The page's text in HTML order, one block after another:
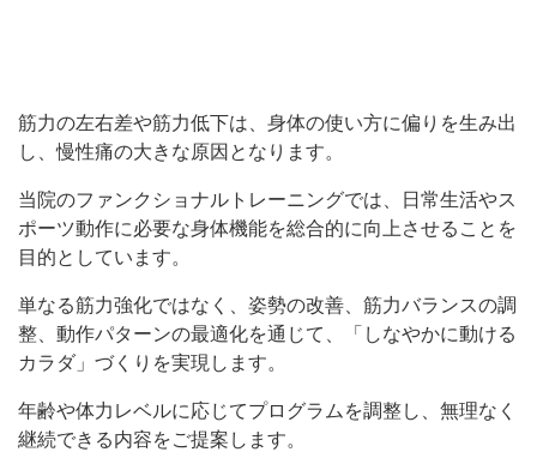
筋力の左右差や筋力低下は、身体の使い方に偏りを生み出
し、慢性痛の大きな原因となります。
当院のファンクショナルトレーニングでは、日常生活やス
ポーツ動作に必要な身体機能を総合的に向上させることを
目的としています。
単なる筋力強化ではなく、姿勢の改善、筋力バランスの調
整、動作パターンの最適化を通じて、「しなやかに動ける
カラダ」づくりを実現します。
年齢や体力レベルに応じてプログラムを調整し、無理なく
継続できる内容をご提案します。